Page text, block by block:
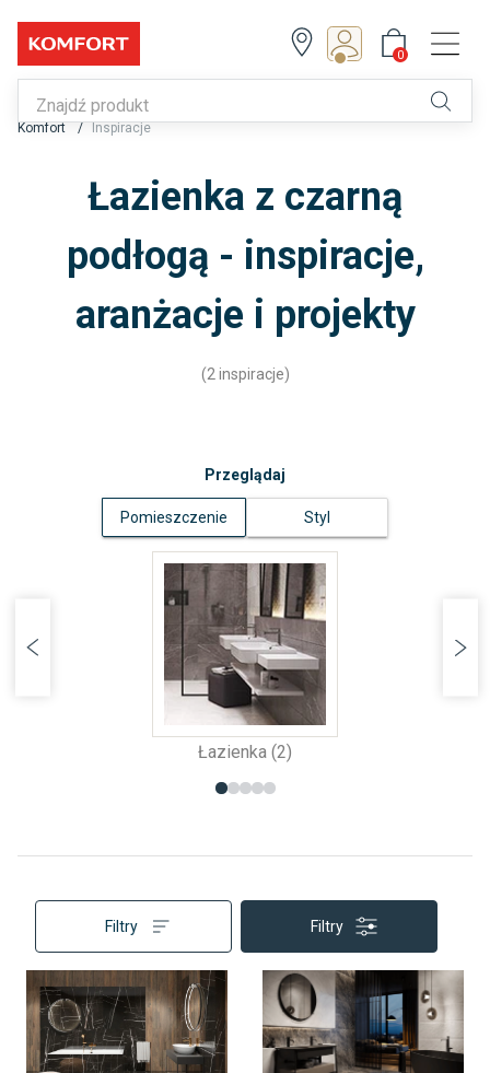
0
Komfort Inspiracje
Łazienka z czarną
podłogą - inspiracje,
aranżacje i projekty
(2 inspiracje)
Przeglądaj
Pomieszczenie Styl
Łazienka (2)
Filtry Filtry